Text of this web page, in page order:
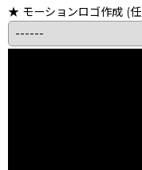
★ モーションロゴ作成 (